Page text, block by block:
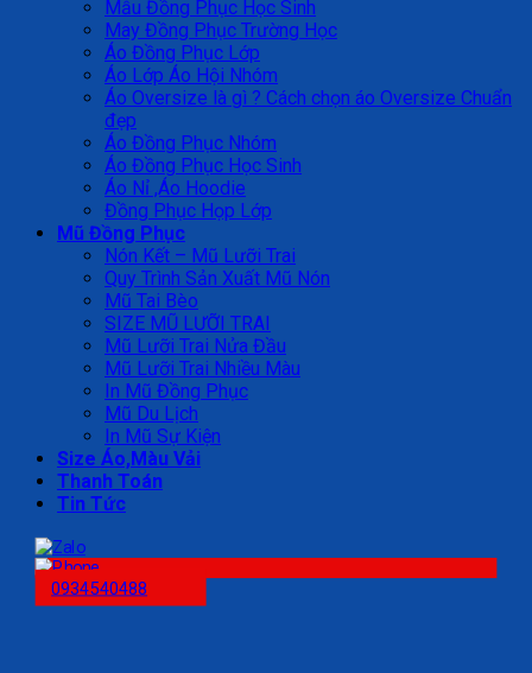
Mẫu Đồng Phục Học Sinh
May Đồng Phục Trường Học
Áo Đồng Phục Lớp
Áo Lớp Áo Hội Nhóm
Áo Oversize là gì ? Cách chọn áo Oversize Chuẩn
đẹp
Áo Đồng Phục Nhóm
Áo Đồng Phục Học Sinh
Áo Nỉ ,Áo Hoodie
Đồng Phục Họp Lớp
Mũ Đồng Phục
Nón Kết – Mũ Lưỡi Trai
Quy Trình Sản Xuất Mũ Nón
Mũ Tai Bèo
SIZE MŨ LƯỠI TRAI
Mũ Lưỡi Trai Nửa Đầu
Mũ Lưỡi Trai Nhiều Màu
In Mũ Đồng Phục
Mũ Du Lịch
In Mũ Sự Kiện
Size Áo,Màu Vải
Thanh Toán
Tin Tức
0934540488